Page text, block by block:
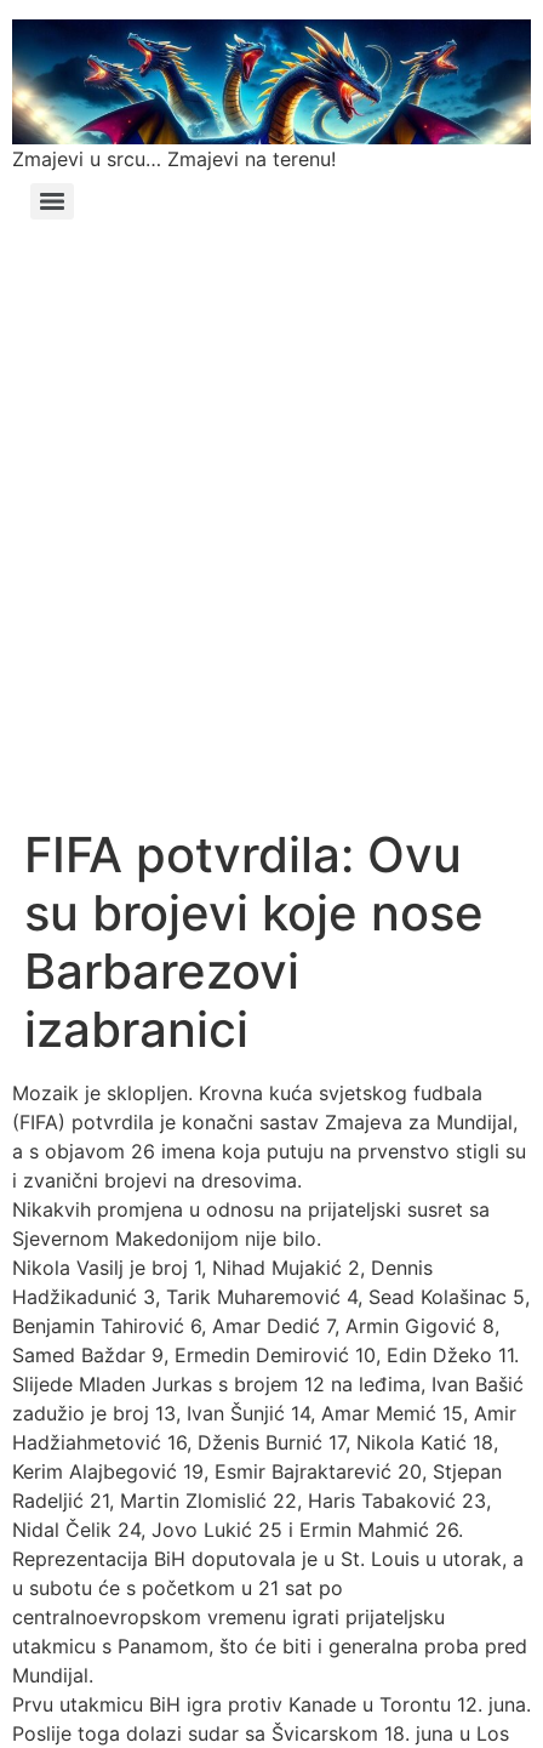
Zmajevi u srcu… Zmajevi na terenu!
FIFA potvrdila: Ovu
su brojevi koje nose
Barbarezovi
izabranici
Mozaik je sklopljen. Krovna kuća svjetskog fudbala
(FIFA) potvrdila je konačni sastav Zmajeva za Mundijal,
a s objavom 26 imena koja putuju na prvenstvo stigli su
i zvanični brojevi na dresovima.
Nikakvih promjena u odnosu na prijateljski susret sa
Sjevernom Makedonijom nije bilo.
Nikola Vasilj je broj 1, Nihad Mujakić 2, Dennis
Hadžikadunić 3, Tarik Muharemović 4, Sead Kolašinac 5,
Benjamin Tahirović 6, Amar Dedić 7, Armin Gigović 8,
Samed Baždar 9, Ermedin Demirović 10, Edin Džeko 11.
Slijede Mladen Jurkas s brojem 12 na leđima, Ivan Bašić
zadužio je broj 13, Ivan Šunjić 14, Amar Memić 15, Amir
Hadžiahmetović 16, Dženis Burnić 17, Nikola Katić 18,
Kerim Alajbegović 19, Esmir Bajraktarević 20, Stjepan
Radeljić 21, Martin Zlomislić 22, Haris Tabaković 23,
Nidal Čelik 24, Jovo Lukić 25 i Ermin Mahmić 26.
Reprezentacija BiH doputovala je u St. Louis u utorak, a
u subotu će s početkom u 21 sat po
centralnoevropskom vremenu igrati prijateljsku
utakmicu s Panamom, što će biti i generalna proba pred
Mundijal.
Prvu utakmicu BiH igra protiv Kanade u Torontu 12. juna.
Poslije toga dolazi sudar sa Švicarskom 18. juna u Los